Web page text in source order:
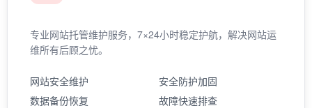
专业网站托管维护服务，7×24小时稳定护航，解决网站运
维所有后顾之忧。
网站安全维护
安全防护加固
数据备份恢复
故障快速排查